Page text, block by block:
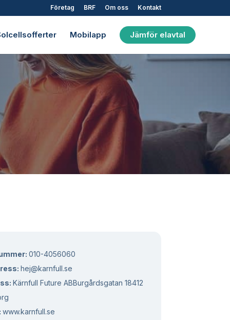
Företag BRF Om oss Kontakt
Mobilapp Jämför elavtal
010-4056060
hej@karnfull.se
Kärnfull Future ABBurgårdsgatan 18412
www.karnfull.se